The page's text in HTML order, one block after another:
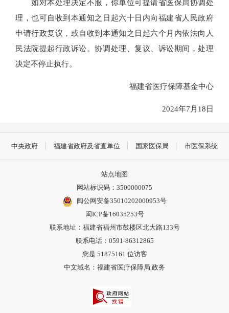
如对本处理决定不服，你单位可提请省医保局协调处
理，也可自收到本通知之日起六十日内向福建省人民政府
申请行政复议，或自收到本通知之日起六个月内依法向人
民法院提起行政诉讼。协调处理、复议、诉讼期间，处理
决定不停止执行。
福建省医疗保障基金中心
2024年7月18日
中央政府 福建省政府及省直单位 国家医保局 市医保系统
站点地图
网站标识码：3500000075
闽公网安备35010202000953号
闽ICP备16035253号
联系地址：福建省福州市鼓楼区北大路133号
联系电话：0591-86312865
您是 51875161 位访客
中文域名：福建省医疗保障局.政务